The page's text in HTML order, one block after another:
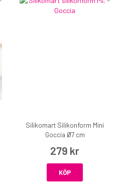
Silikomart Silikonform Mini
Goccia Ø7 cm
279 kr
KÖP